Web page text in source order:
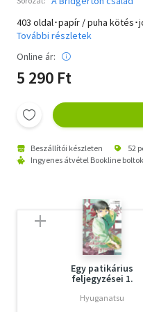
403 oldal･papír / puha kötés
További részletek
Online ár:
5 290 Ft
Beszállítói készleten 52
Ingyenes átvétel Bookline
Egy patikárius
feljegyzései 1.
Hyuganatsu